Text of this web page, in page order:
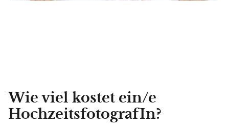
Wie viel kostet ein/e
HochzeitsfotografIn?